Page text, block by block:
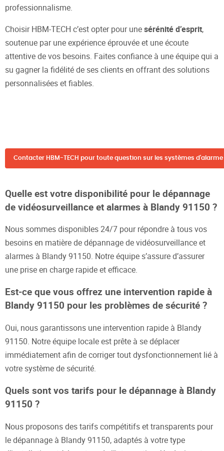
professionnalisme.
Choisir HBM-TECH c’est opter pour unesérénité d’esprit,
soutenue par une expérience éprouvée et une écoute
attentive de vos besoins. Faites confiance à une équipe qui a
su gagner la fidélité de ses clients en offrant des solutions
personnalisées et fiables.
Contacter HBM-TECH pour toute question sur les systèmes d'alarme
Quelle est votre disponibilité pour le dépannage
de vidéosurveillance et alarmes à Blandy 91150 ?
Nous sommes disponibles 24/7 pour répondre à tous vos
besoins en matière de dépannage de vidéosurveillance et
alarmes à Blandy 91150. Notre équipe s’assure d’assurer
une prise en charge rapide et efficace.
Est-ce que vous offrez une intervention rapide à
Blandy 91150 pour les problèmes de sécurité ?
Oui, nous garantissons une intervention rapide à Blandy
91150. Notre équipe locale est prête à se déplacer
immédiatement afin de corriger tout dysfonctionnement lié à
votre système de sécurité.
Quels sont vos tarifs pour le dépannage à Blandy
91150 ?
Nous proposons des tarifs compétitifs et transparents pour
le dépannage à Blandy 91150, adaptés à votre type